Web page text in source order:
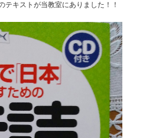
キストが当教室にありました！！